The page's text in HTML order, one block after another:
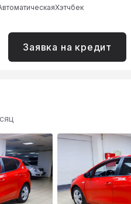
Хэтчбек
Заявка на кредит